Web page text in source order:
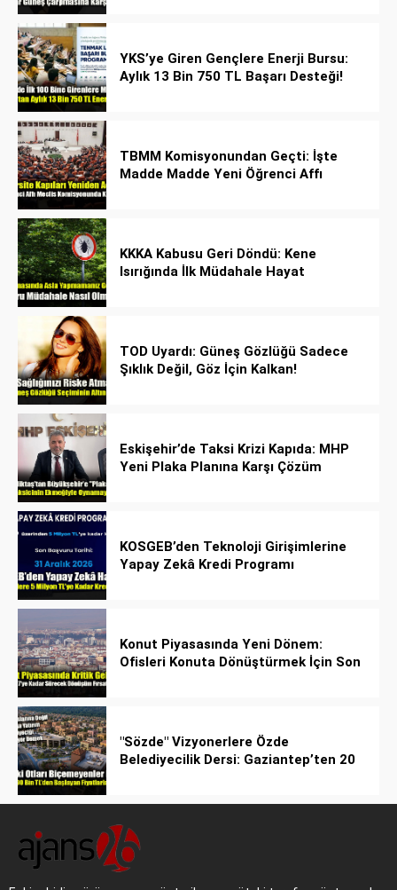
YKS’ye Giren Gençlere Enerji Bursu:
Aylık 13 Bin 750 TL Başarı Desteği!
TBMM Komisyonundan Geçti: İşte
Madde Madde Yeni Öğrenci Affı
KKKA Kabusu Geri Döndü: Kene
Isırığında İlk Müdahale Hayat
TOD Uyardı: Güneş Gözlüğü Sadece
Şıklık Değil, Göz İçin Kalkan!
Eskişehir’de Taksi Krizi Kapıda: MHP
Yeni Plaka Planına Karşı Çözüm
KOSGEB’den Teknoloji Girişimlerine
Yapay Zekâ Kredi Programı
Konut Piyasasında Yeni Dönem:
Ofisleri Konuta Dönüştürmek İçin Son
"Sözde" Vizyonerlere Özde
Belediyecilik Dersi: Gaziantep’ten 20